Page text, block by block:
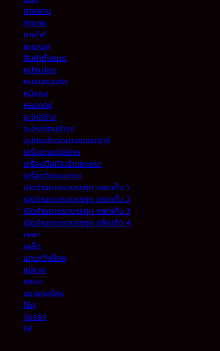
สายพาน
สายลม
สายไฟ
สาแหรก
สินค้าทั้งหมด
หน้าแปลน
หมอนหนุนล้อ
หม้อลม
หลอดไฟ
อะไหล่ช่าง
อะไหล่ซ่อมบำรุง
อุปกรณ์ถอดยางรถบรรทุก
เครื่องถอดใส่ยาง
เครื่องมือเปิดร้านยางรถ
เครื่องวัดระยะทาง
เปิดร้านยางรถบรรทุก แพกเก็จ 1
เปิดร้านยางรถบรรทุก แพกเก็จ 2
เปิดร้านยางรถบรรทุก แพกเก็จ 3
เปิดร้านยางรถบรรทุก แพ็กเก็จ 4
เพลา
เหล็ก
แกนทวิชล็อค
แม่แรง
แหนบ
แองเคอร์พิน
โช๊ค
โรเลอร์
ไฟ